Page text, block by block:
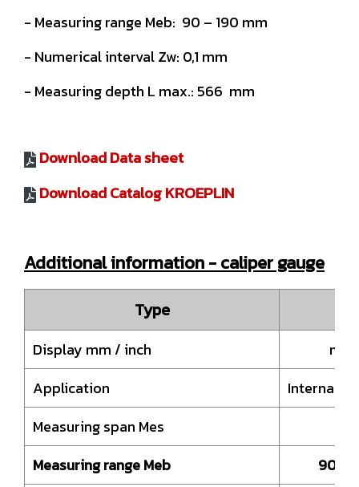
- Measuring range Meb: 90 – 190 mm
- Numerical interval Zw: 0,1 mm
- Measuring depth L max.: 566 mm
Download Data sheet
Download Catalog KROEPLIN
Additional information - caliper gauge
Type
Display mm / inch
Application
Internal
Measuring span Mes
Measuring range Meb
90 –